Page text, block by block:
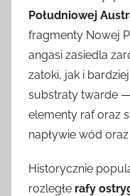
Południowej
fragmenty Nowej
angasi zasiedla
zatoki, jak i
substraty twarde —
elementy raf oraz
napływie wód
Historycznie
rozległe rafy